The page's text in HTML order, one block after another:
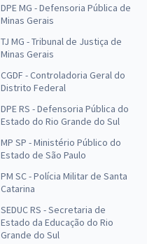
DPE MG - Defensoria Pública de
Minas Gerais
TJ MG - Tribunal de Justiça de
Minas Gerais
CGDF - Controladoria Geral do
Distrito Federal
DPE RS - Defensoria Pública do
Estado do Rio Grande do Sul
MP SP - Ministério Público do
Estado de São Paulo
PM SC - Polícia Militar de Santa
Catarina
SEDUC RS - Secretaria de
Estado da Educação do Rio
Grande do Sul